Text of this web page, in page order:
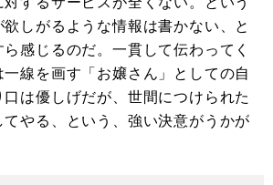
しがるような情報は書かない、と
感じるのだ。一貫して伝わってく
線を画す「お嬢さん」としての自
は優しげだが、世間につけられた
やる、という、強い決意がうかが